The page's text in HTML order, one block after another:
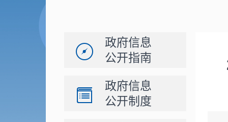
政府信息
公开指南
政府信息
公开制度